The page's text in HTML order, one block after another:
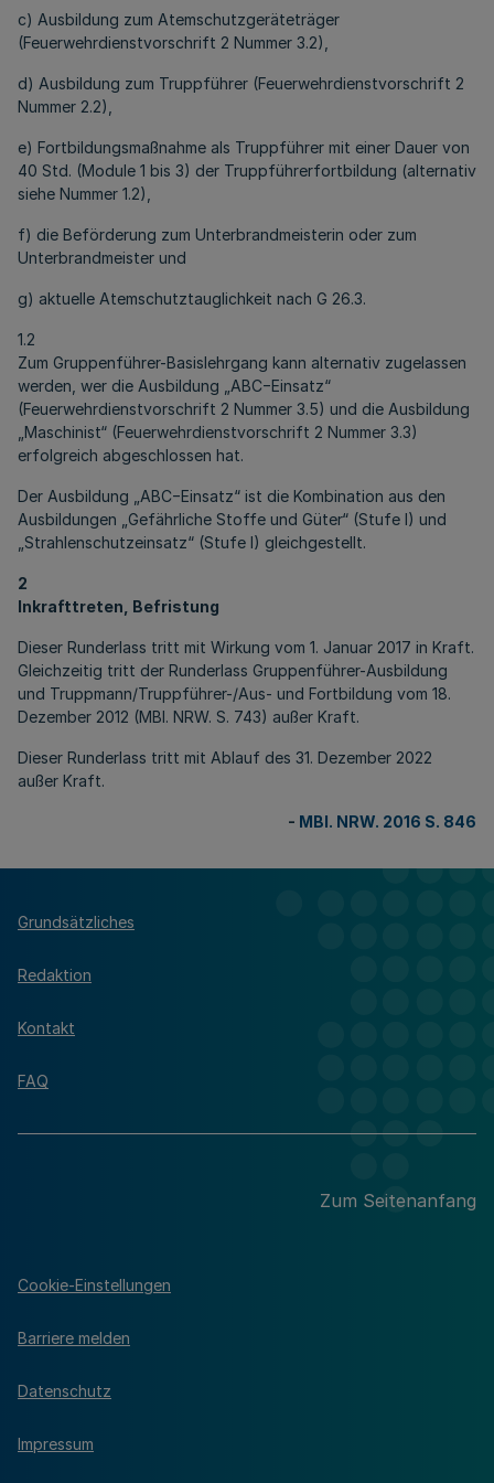
c) Ausbildung zum Atemschutzgeräteträger
(Feuerwehrdienstvorschrift 2 Nummer 3.2),
d) Ausbildung zum Truppführer (Feuerwehrdienstvorschrift 2
Nummer 2.2),
e) Fortbildungsmaßnahme als Truppführer mit einer Dauer von
40 Std. (Module 1 bis 3) der Truppführerfortbildung (alternativ
siehe Nummer 1.2),
f) die Beförderung zum Unterbrandmeisterin oder zum
Unterbrandmeister und
g) aktuelle Atemschutztauglichkeit nach G 26.3.
1.2
Zum Gruppenführer-Basislehrgang kann alternativ zugelassen
werden, wer die Ausbildung „ABC−Einsatz“
(Feuerwehrdienstvorschrift 2 Nummer 3.5) und die Ausbildung
„Maschinist“ (Feuerwehrdienstvorschrift 2 Nummer 3.3)
erfolgreich abgeschlossen hat.
Der Ausbildung „ABC−Einsatz“ ist die Kombination aus den
Ausbildungen „Gefährliche Stoffe und Güter“ (Stufe I) und
„Strahlenschutzeinsatz“ (Stufe I) gleichgestellt.
2
Inkrafttreten, Befristung
Dieser Runderlass tritt mit Wirkung vom 1. Januar 2017 in Kraft.
Gleichzeitig tritt der Runderlass Gruppenführer-Ausbildung
und Truppmann/Truppführer-/Aus- und Fortbildung vom 18.
Dezember 2012 (MBI. NRW. S. 743) außer Kraft.
Dieser Runderlass tritt mit Ablauf des 31. Dezember 2022
außer Kraft.
- MBl. NRW. 2016 S. 846
Grundsätzliches
Redaktion
Kontakt
FAQ
Zum Seitenanfang
Cookie-Einstellungen
Barriere melden
Datenschutz
Impressum